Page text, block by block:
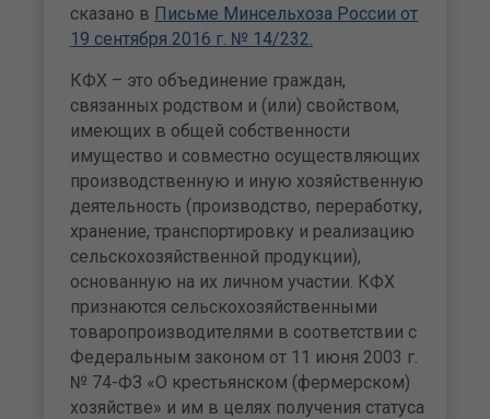
сказано в Письме Минсельхоза России от
19 сентября 2016 г. № 14/232.
КФХ – это объединение граждан,
связанных родством и (или) свойством,
имеющих в общей собственности
имущество и совместно осуществляющих
производственную и иную хозяйственную
деятельность (производство, переработку,
хранение, транспортировку и реализацию
сельскохозяйственной продукции),
основанную на их личном участии. КФХ
признаются сельскохозяйственными
товаропроизводителями в соответствии с
Федеральным законом от 11 июня 2003 г.
№ 74-ФЗ «О крестьянском (фермерском)
хозяйстве» и им в целях получения статуса